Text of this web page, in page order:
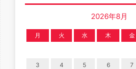
2026年8月
月 火 水 木 金
3
4 5 6 7